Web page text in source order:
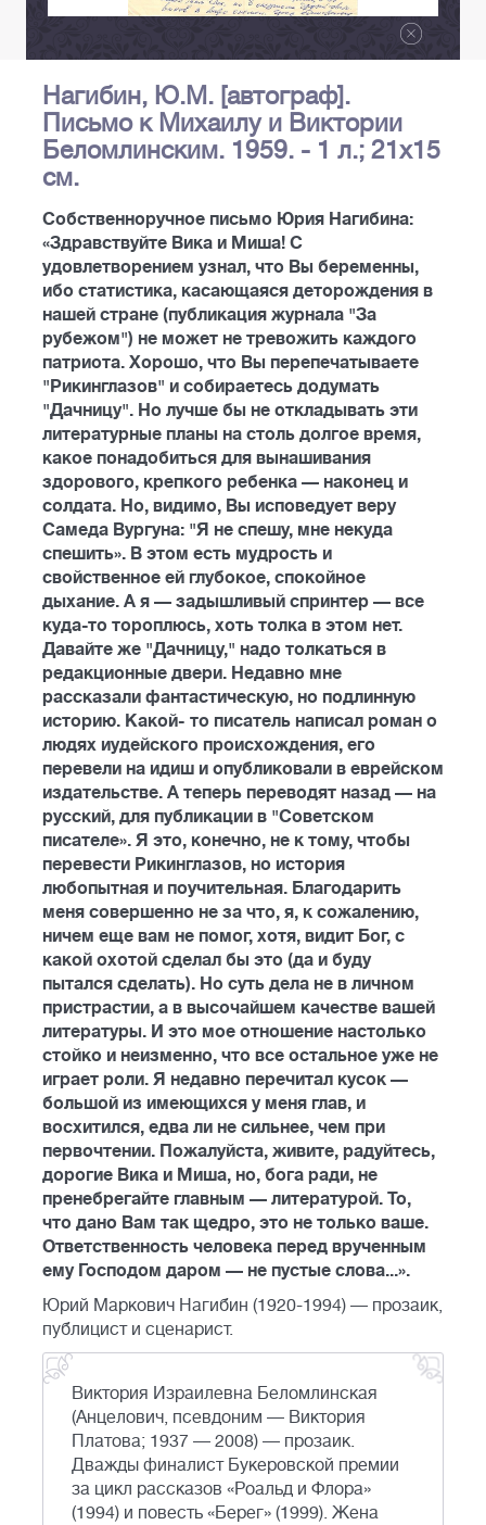
Нагибин, Ю.М. [автограф].
Письмо к Михаилу и Виктории
Беломлинским. 1959. - 1 л.; 21х15
см.
Собственноручное письмо Юрия Нагибина:
«Здравствуйте Вика и Миша! С
удовлетворением узнал, что Вы беременны,
ибо статистика, касающаяся деторождения в
нашей стране (публикация журнала "За
рубежом") не может не тревожить каждого
патриота. Хорошо, что Вы перепечатываете
"Рикинглазов" и собираетесь додумать
"Дачницу". Но лучше бы не откладывать эти
литературные планы на столь долгое время,
какое понадобиться для вынашивания
здорового, крепкого ребенка — наконец и
солдата. Но, видимо, Вы исповедует веру
Самеда Вургуна: "Я не спешу, мне некуда
спешить». В этом есть мудрость и
свойственное ей глубокое, спокойное
дыхание. А я — задышливый спринтер — все
куда-то тороплюсь, хоть толка в этом нет.
Давайте же "Дачницу," надо толкаться в
редакционные двери. Недавно мне
рассказали фантастическую, но подлинную
историю. Какой- то писатель написал роман о
людях иудейского происхождения, его
перевели на идиш и опубликовали в еврейском
издательстве. А теперь переводят назад — на
русский, для публикации в "Советском
писателе». Я это, конечно, не к тому, чтобы
перевести Рикинглазов, но история
любопытная и поучительная. Благодарить
меня совершенно не за что, я, к сожалению,
ничем еще вам не помог, хотя, видит Бог, с
какой охотой сделал бы это (да и буду
пытался сделать). Но суть дела не в личном
пристрастии, а в высочайшем качестве вашей
литературы. И это мое отношение настолько
стойко и неизменно, что все остальное уже не
играет роли. Я недавно перечитал кусок —
большой из имеющихся у меня глав, и
восхитился, едва ли не сильнее, чем при
первочтении. Пожалуйста, живите, радуйтесь,
дорогие Вика и Миша, но, бога ради, не
пренебрегайте главным — литературой. То,
что дано Вам так щедро, это не только ваше.
Ответственность человека перед врученным
ему Господом даром — не пустые слова...».
Юрий Маркович Нагибин (1920-1994) — прозаик,
публицист и сценарист.
Виктория Израилевна Беломлинская
(Анцелович, псевдоним — Виктория
Платова; 1937 — 2008) — прозаик.
Дважды финалист Букеровской премии
за цикл рассказов «Роальд и Флора»
(1994) и повесть «Берег» (1999). Жена